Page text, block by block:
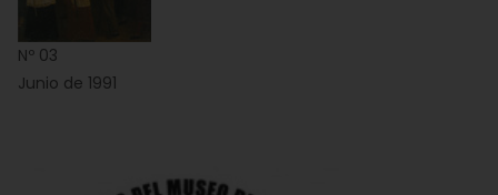
Nº 03
Junio de 1991